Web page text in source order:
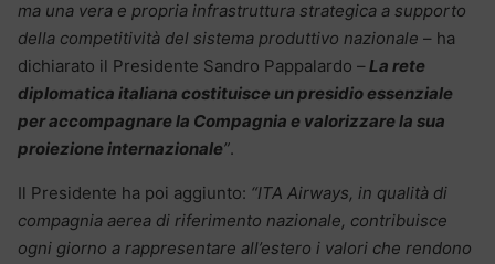
ma una vera e propria infrastruttura strategica a supporto
della competitività del sistema produttivo nazionale – ha
dichiarato il Presidente Sandro Pappalardo –La rete
diplomatica italiana costituisce un presidio essenziale
peraccompagnare la Compagnia e valorizzare la sua
proiezione internazionale”.
Il Presidente ha poi aggiunto: “ITA Airways, in qualità di
compagnia aerea di riferimento nazionale, contribuisce
ogni giorno a rappresentare all’estero i valori che rendono